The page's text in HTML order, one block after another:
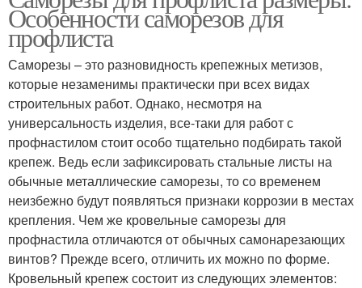
Особенности саморезов для
профлиста
Саморезы – это разновидность крепежных метизов,
которые незаменимы практически при всех видах
строительных работ. Однако, несмотря на
универсальность изделия, все-таки для работ с
профнастилом стоит особо тщательно подбирать такой
крепеж. Ведь если зафиксировать стальные листы на
обычные металлические саморезы, то со временем
неизбежно будут появляться признаки коррозии в местах
крепления. Чем же кровельные саморезы для
профнастила отличаются от обычных самонарезающих
винтов? Прежде всего, отличить их можно по форме.
Кровельный крепеж состоит из следующих элементов: